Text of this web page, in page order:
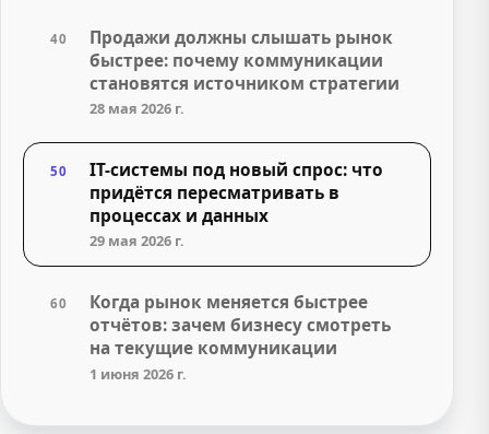
40
Продажи должны слышать рынок
быстрее: почему коммуникации
становятся источником стратегии
28 мая 2026 г.
50
IT-системы под новый спрос: что
придётся пересматривать в
процессах и данных
29 мая 2026 г.
60
Когда рынок меняется быстрее
отчётов: зачем бизнесу смотреть
на текущие коммуникации
1 июня 2026 г.